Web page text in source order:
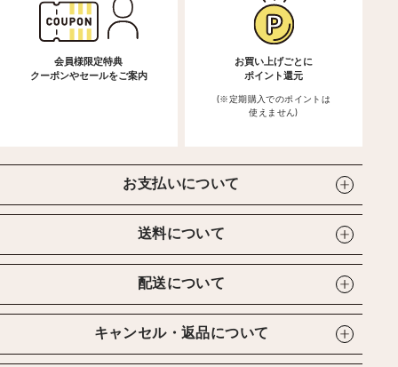
会員様限定特典
クーポンやセールをご案内
お買い上げごとに
ポイント還元
(※定期購入でのポイントは
使えません)
お支払いについて
送料について
配送について
キャンセル・返品について